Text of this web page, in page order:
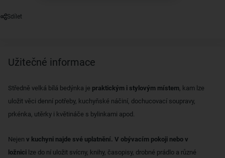
Sdílet
Užitečné informace
Středně velká bílá bedýnka je praktickým i stylovým místem, kam lze
uložit věci denní potřeby, kuchyňské náčiní, dochucovací soupravy,
prkénka, utěrky i květináče s bylinkami apod.
Nejen v kuchyni najde své uplatnění. V obývacím pokoji nebo v
ložnici lze do ní uložit svícny, knihy, časopisy, drobné prádlo a různé